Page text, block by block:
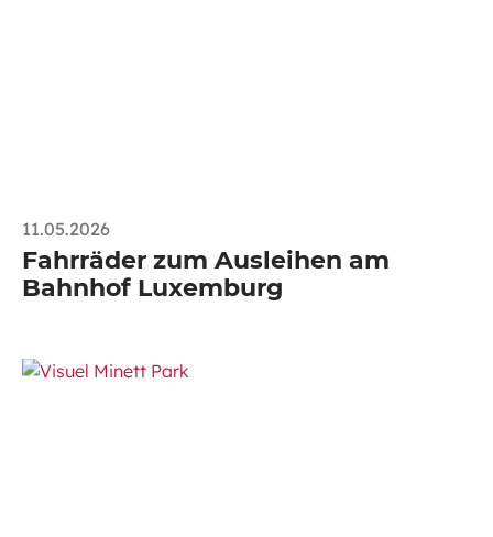
11.05.2026
Fahrräder zum Ausleihen am
Bahnhof Luxemburg